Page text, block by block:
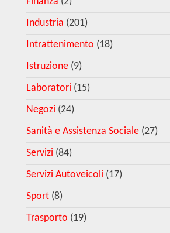
Industria (201)
Intrattenimento (18)
Istruzione (9)
Laboratori (15)
Negozi (24)
Sanità e Assistenza Sociale (27)
Servizi (84)
Servizi Autoveicoli (17)
Sport (8)
Trasporto (19)